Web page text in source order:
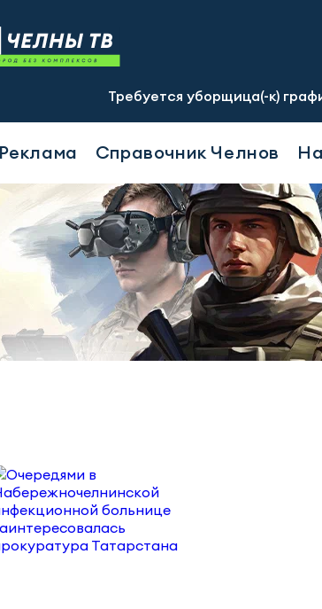
Требуется уборщица(-к) график 2/2, с
Реклама Справочник Челнов